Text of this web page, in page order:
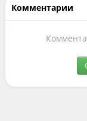
Комментарии